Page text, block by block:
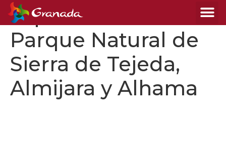
Espacios Naturales:
Parque Natural de
Sierra de Tejeda,
Almijara y Alhama